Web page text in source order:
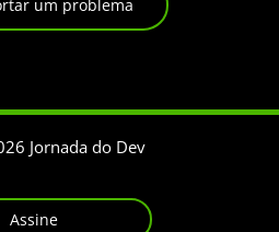
um problema
Jornada do Dev
Assine